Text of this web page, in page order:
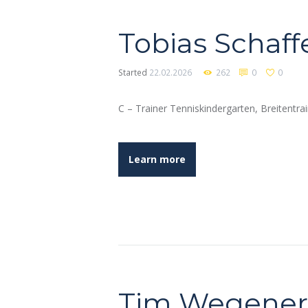
Tobias
Started 22.02.2026 262 0 0
C – Trainer Tenniskindergarten,
Learn more